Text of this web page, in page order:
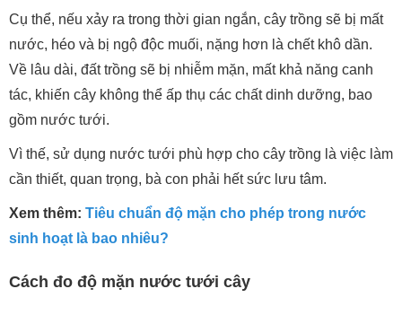
Cụ thể, nếu xảy ra trong thời gian ngắn, cây trồng sẽ bị mất
nước, héo và bị ngộ độc muối, nặng hơn là chết khô dần.
Về lâu dài, đất trồng sẽ bị nhiễm mặn, mất khả năng canh
tác, khiến cây không thể ấp thụ các chất dinh dưỡng, bao
gồm nước tưới.
Vì thế, sử dụng nước tưới phù hợp cho cây trồng là việc làm
cần thiết, quan trọng, bà con phải hết sức lưu tâm.
Xem thêm: Tiêu chuẩn độ mặn cho phép trong nước
sinh hoạt là bao nhiêu?
Cách đo độ mặn nước tưới cây